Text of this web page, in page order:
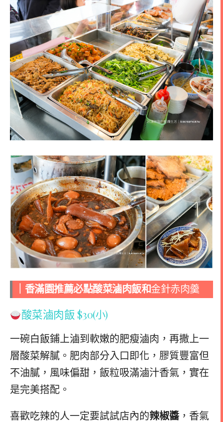
｜香滿園推薦必點酸菜滷肉飯和金針赤肉羹
酸菜滷肉飯 $30(小)
一碗白飯鋪上滷到軟嫩的肥瘦滷肉，再撒上一
層酸菜解膩。肥肉部分入口即化，膠質豐富但
不油膩，風味偏甜，飯粒吸滿滷汁香氣，實在
是完美搭配。
喜歡吃辣的人一定要試試店內的辣椒醬 ，香氣